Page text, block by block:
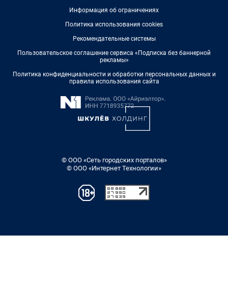
Информация об ограничениях
Политика использования cookies
Рекомендательные системы
Пользовательское соглашение сервиса «Подписка без баннерной
рекламы»
Политика конфиденциальности и обработки персональных данных и
правила использования сайта
© ООО «Сеть городских порталов»
© ООО «Интернет Технологии»